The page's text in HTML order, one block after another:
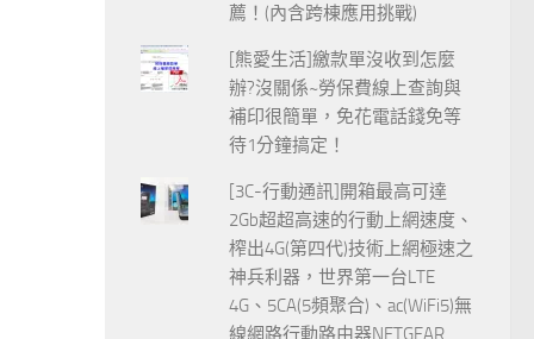
薦！(內含跨棟應用挑戰)
[熊愛生活]繳款單沒收到怎麼
辦?沒關係~勞保費線上查詢與
補印很簡單，免花電話錢免等
待1分鐘搞定！
[3C-行動通訊]開箱最高可達
2Gb超超高速的行動上網速度、
榨出4G(第四代)技術上網極速之
神兵利器，世界第一台LTE
4G、5CA(5頻聚合)、ac(WiFi5)無
線網路行動路由器NETGEAR